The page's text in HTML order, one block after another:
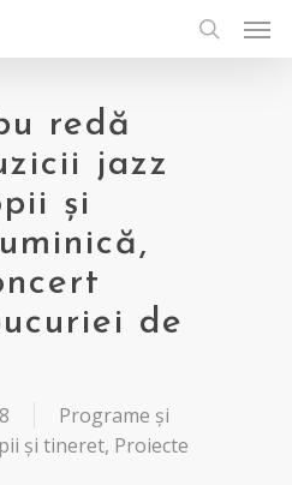
search
redă
jazz
și
de
Programe și
și tineret, Proiecte